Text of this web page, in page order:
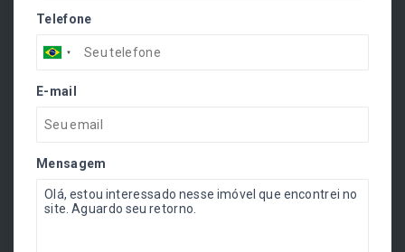
Telefone
E-mail
Mensagem